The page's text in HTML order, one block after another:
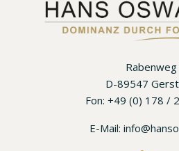
Rabenweg
D-89547
Fon: +49 (0) 178 /
E-Mail: